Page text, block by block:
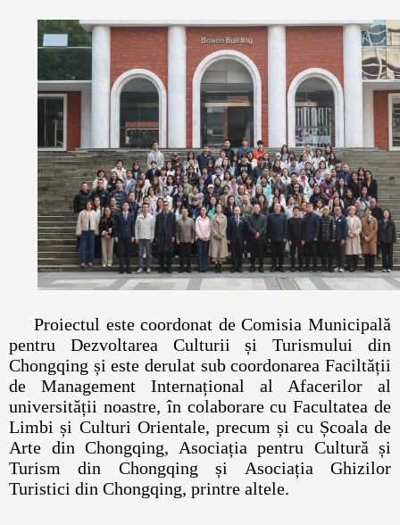
Proiectul este coordonat de Comisia Municipală
pentru Dezvoltarea Culturii și Turismului din
Chongqing și este derulat sub coordonarea Faciltății
de Management Internațional al Afacerilor al
universității noastre, în colaborare cu Facultatea de
Limbi și Culturi Orientale, precum și cu Școala de
Arte din Chongqing, Asociația pentru Cultură și
Turism din Chongqing și Asociația Ghizilor
Turistici din Chongqing, printre altele.